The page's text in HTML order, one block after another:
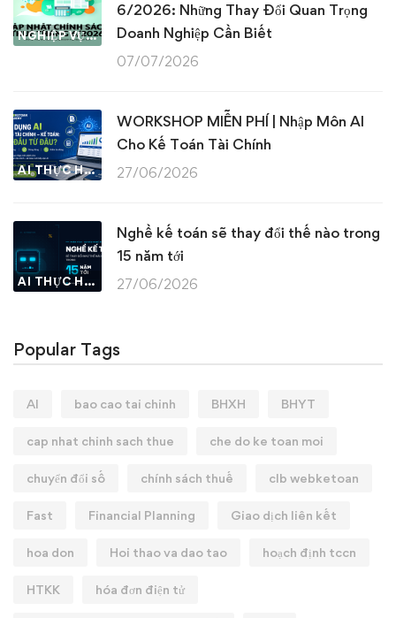
NGHIỆP VỤ KẾ TOÁN & THUẾ
6/2026: Những Thay Đổi Quan Trọng
Doanh Nghiệp Cần Biết
07/07/2026
AI THỰC HÀNH
WORKSHOP MIỄN PHÍ | Nhập Môn AI
Cho Kế Toán Tài Chính
27/06/2026
AI THỰC HÀNH
Nghề kế toán sẽ thay đổi thế nào trong
15 năm tới
27/06/2026
Popular Tags
AI bao cao tai chinh BHXH BHYT
cap nhat chinh sach thue che do ke toan moi
chuyển đổi số chính sách thuế clb webketoan
Fast Financial Planning Giao dịch liên kết
hoa don Hoi thao va dao tao hoạch định tccn
HTKK hóa đơn điện tử